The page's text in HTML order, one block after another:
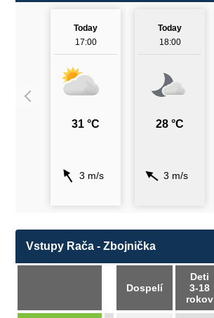
Today
17:00
31 °C
3 m/s
Today
18:00
28 °C
3 m/s
Vstupy Rača - Zbojnička
Dospelí
Deti
3-18
rokov